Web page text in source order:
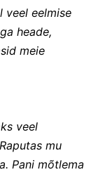
veel eelmise
heade,
meie
veel
mu
Pani mõtlema